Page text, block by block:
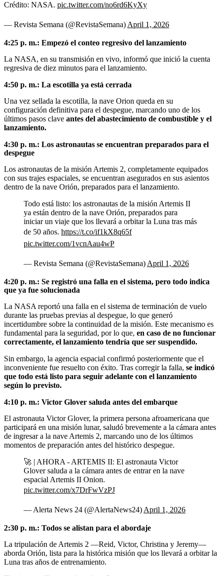
Crédito: NASA. pic.twitter.com/no6rd6KyXy
— Revista Semana (@RevistaSemana) April 1, 2026
4:25 p. m.: Empezó el conteo regresivo del lanzamiento
La NASA, en su transmisión en vivo, informó que inició la cuenta
regresiva de diez minutos para el lanzamiento.
4:50 p. m.: La escotilla ya está cerrada
Una vez sellada la escotilla, la nave Orion queda en su
configuración definitiva para el despegue, marcando uno de los
últimos pasos clave antes del abastecimiento de combustible y el
lanzamiento.
4:30 p. m.: Los astronautas se encuentran preparados para el
despegue
Los astronautas de la misión Artemis 2, completamente equipados
con sus trajes espaciales, se encuentran asegurados en sus asientos
dentro de la nave Orión, preparados para el lanzamiento.
Todo está listo: los astronautas de la misión Artemis II
ya están dentro de la nave Orión, preparados para
iniciar un viaje que los llevará a orbitar la Luna tras más
de 50 años. https://t.co/if1kX8q65f
pic.twitter.com/1vcnAau4wP
— Revista Semana (@RevistaSemana) April 1, 2026
4:20 p. m.: Se registró una falla en el sistema, pero todo indica
que ya fue solucionada
La NASA reportó una falla en el sistema de terminación de vuelo
durante las pruebas previas al despegue, lo que generó
incertidumbre sobre la continuidad de la misión. Este mecanismo es
fundamental para la seguridad, por lo que, en caso de no funcionar
correctamente, el lanzamiento tendría que ser suspendido.
Sin embargo, la agencia espacial confirmó posteriormente que el
inconveniente fue resuelto con éxito. Tras corregir la falla, se indicó
que todo está listo para seguir adelante con el lanzamiento
según lo previsto.
4:10 p. m.: Victor Glover saluda antes del embarque
El astronauta Victor Glover, la primera persona afroamericana que
participará en una misión lunar, saludó brevemente a la cámara antes
de ingresar a la nave Artemis 2, marcando uno de los últimos
momentos de preparación antes del histórico despegue.
🚀 | AHORA - ARTEMIS II: El astronauta Victor
Glover saluda a la cámara antes de entrar en la nave
espacial Artemis II Onion.
pic.twitter.com/x7DrFwVzPJ
— Alerta News 24 (@AlertaNews24) April 1, 2026
2:30 p. m.: Todos se alistan para el abordaje
La tripulación de Artemis 2 —Reid, Victor, Christina y Jeremy—
aborda Orión, lista para la histórica misión que los llevará a orbitar la
Luna tras años de entrenamiento.